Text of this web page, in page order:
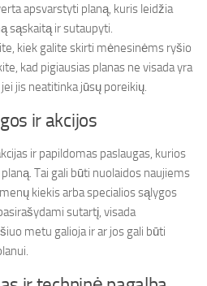
apsvarstyti planą, kuris leidžia
sąskaitą ir sutaupyti.
kiek galite skirti mėnesinėms ryšio
kad pigiausias planas ne visada yra
jis neatitinka jūsų poreikių.
ir akcijos
ir papildomas paslaugas, kurios
Tai gali būti nuolaidos naujiems
kiekis arba specialios sąlygos
sutartį, visada
metu galioja ir ar jos gali būti